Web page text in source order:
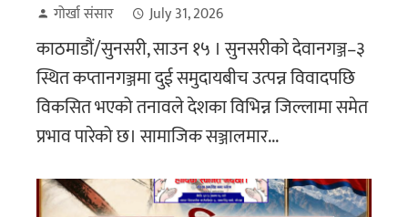
गोर्खा संसार July 31, 2026
काठमाडौं/सुनसरी, साउन १५ । सुनसरीको देवानगञ्ज–३
स्थित कप्तानगञ्जमा दुई समुदायबीच उत्पन्न विवादपछि
विकसित भएको तनावले देशका विभिन्न जिल्लामा समेत
प्रभाव पारेको छ। सामाजिक सञ्जालमार...